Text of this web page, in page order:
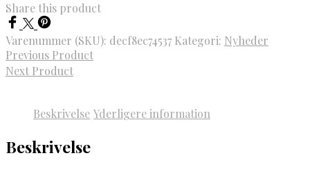
Share this product
Varenummer (SKU): decf8ec74537 Kategori: Nyheder
Previous Product
Next Product
Beskrivelse Yderligere information
Beskrivelse